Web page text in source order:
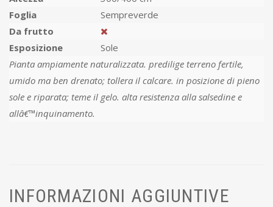
Foglia
Sempreverde
Da frutto
Esposizione
Sole
Pianta ampiamente naturalizzata. predilige terreno fertile,
umido ma ben drenato; tollera il calcare. in posizione di pieno
sole e riparata; teme il gelo. alta resistenza alla salsedine e
allâ€™inquinamento.
INFORMAZIONI AGGIUNTIVE